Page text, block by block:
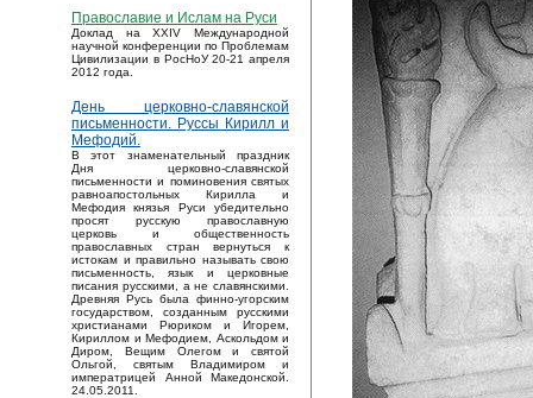
Православие и Ислам на Руси
Доклад на XXIV Международной
научной конференции по Проблемам
Цивилизации в РосНоУ 20-21 апреля
2012 года.
День церковно-славянской
письменности. Руссы Кирилл и
Мефодий.
В этот знаменательный праздник
Дня церковно-славянской
письменности и поминовения святых
равноапостольных Кирилла и
Мефодия князья Руси убедительно
просят русскую православную
церковь и общественность
православных стран вернуться к
истокам и правильно называть свою
письменность, язык и церковные
писания русскими, а не славянскими.
Древняя Русь была финно-угорским
государством, созданным русскими
христианами Рюриком и Игорем,
Кириллом и Мефодием, Аскольдом и
Диром, Вещим Олегом и святой
Ольгой, святым Владимиром и
императрицей Анной Македонской.
24.05.2011.